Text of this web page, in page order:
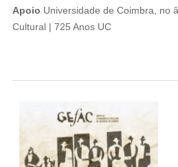
Apoio Universidade de Coimbra, no
Cultural | 725 Anos UC